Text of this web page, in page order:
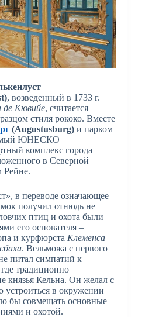
, возведенный в 1733 г.
де Кювийе, считается
стиля рококо. Вместе
(Augustusburg) и парком
ЮНЕСКО
комплекс города
в Северной
Рейне.
в переводе означающее
получил отнюдь не
птиц и охота были
его основателя –
и курфюрста Клеменса
. Вельможа с первого
питал симпатий к
традиционно
князья Кельна. Он желал с
в окружении
бы совмещать основные
и охотой.